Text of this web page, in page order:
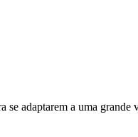
adaptarem a uma